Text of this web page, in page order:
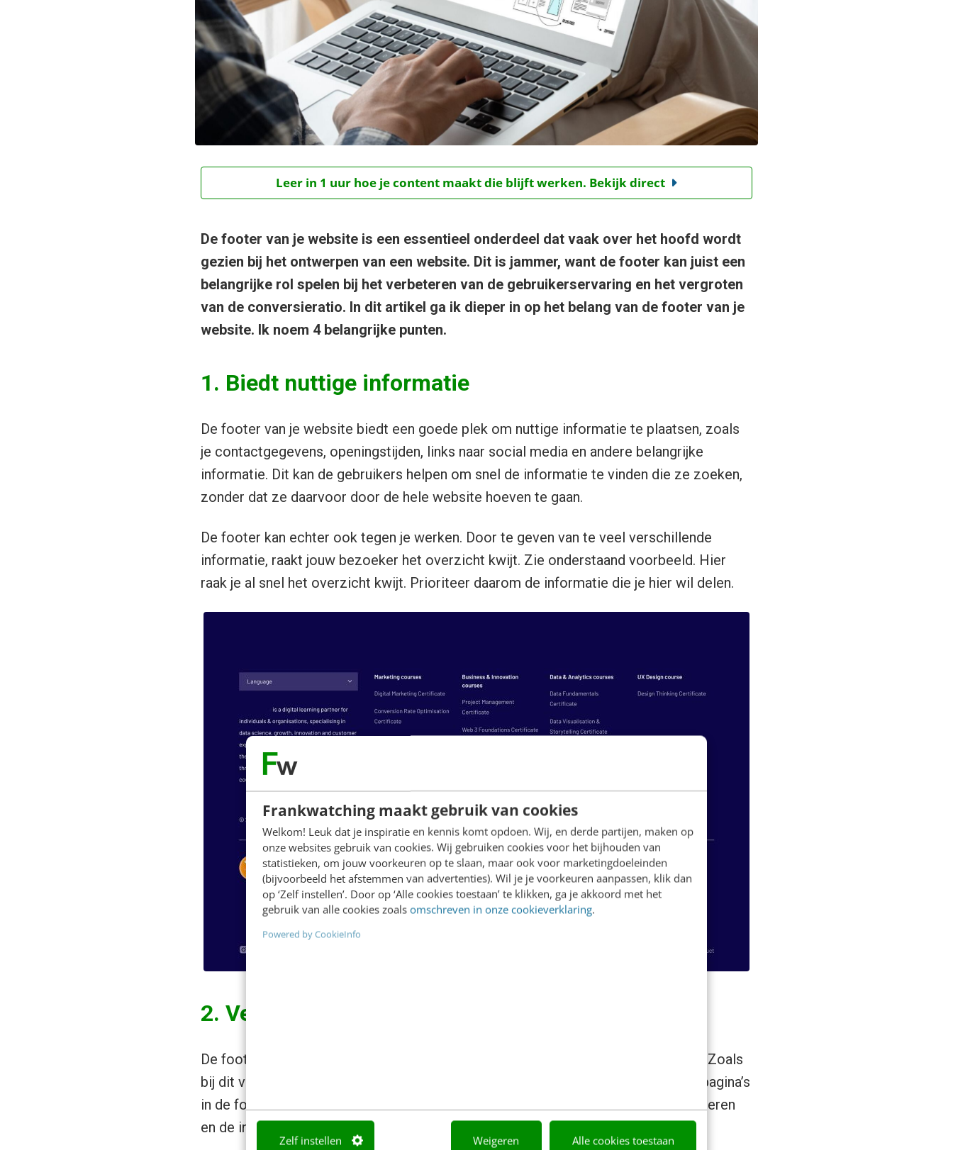
Frankwatching maakt gebruik van cookies
Welkom! Leuk dat je inspiratie en kennis komt opdoen. Wij, en derde partijen, maken op
onze websites gebruik van cookies. Wij gebruiken cookies voor het bijhouden van
statistieken, om jouw voorkeuren op te slaan, maar ook voor marketingdoeleinden
(bijvoorbeeld het afstemmen van advertenties). Wil je je voorkeuren aanpassen, klik dan
op ‘Zelf instellen’. Door op ‘Alle cookies toestaan’ te klikken, ga je akkoord met het
gebruik van alle cookies zoals omschreven in onze cookieverklaring.
Powered by CookieInfo
Zelf instellen Weigeren Alle cookies toestaan
Leer in 1 uur hoe je content maakt die blijft werken. Bekijk direct
De footer van je website is een essentieel onderdeel dat vaak over het hoofd wordt
gezien bij het ontwerpen van een website. Dit is jammer, want de footer kan juist een
belangrijke rol spelen bij het verbeteren van de gebruikerservaring en het vergroten
van de conversieratio. In dit artikel ga ik dieper in op het belang van de footer van je
website. Ik noem 4 belangrijke punten.
1. Biedt nuttige informatie
De footer van je website biedt een goede plek om nuttige informatie te plaatsen, zoals
je contactgegevens, openingstijden, links naar social media en andere belangrijke
informatie. Dit kan de gebruikers helpen om snel de informatie te vinden die ze zoeken,
zonder dat ze daarvoor door de hele website hoeven te gaan.
De footer kan echter ook tegen je werken. Door te geven van te veel verschillende
informatie, raakt jouw bezoeker het overzicht kwijt. Zie onderstaand voorbeeld. Hier
raak je al snel het overzicht kwijt. Prioriteer daarom de informatie die je hier wil delen.
2. Verbetert de navigatie
De footer kan ook gebruikt worden om de navigatie van je website te verbeteren. Zoals
bij dit voorbeeld. Doordat hier een sitemap en een lijst met links naar belangrijke pagina’s
in de footer staat, is het voor gebruikers makkelijker om door de website te navigeren
en de informatie te vinden die ze zoeken.